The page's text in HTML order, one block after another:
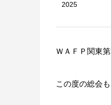
2025
ＷＡＦＰ関東
この度の総会